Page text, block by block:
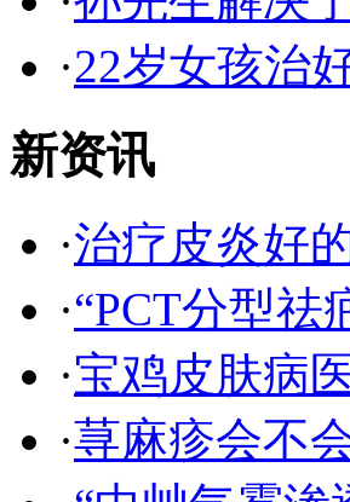
·22岁女孩治
新资讯
·治疗皮炎好
·“PCT分型祛
·宝鸡皮肤病
·荨麻疹会不